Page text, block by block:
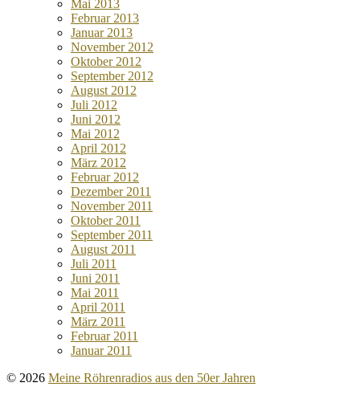
Mai 2013
Februar 2013
Januar 2013
November 2012
Oktober 2012
September 2012
August 2012
Juli 2012
Juni 2012
Mai 2012
April 2012
März 2012
Februar 2012
Dezember 2011
November 2011
Oktober 2011
September 2011
August 2011
Juli 2011
Juni 2011
Mai 2011
April 2011
März 2011
Februar 2011
Januar 2011
© 2026 Meine Röhrenradios aus den 50er Jahren